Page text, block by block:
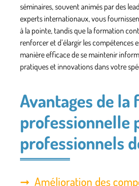
séminaires, souvent animés par des
experts internationaux, vous
à la pointe, tandis que la formation
renforcer et d’élargir les compétences
manière efficace de se maintenir
pratiques et innovations dans votre
Avantages de la
professionnelle
professionnels
Amélioration des